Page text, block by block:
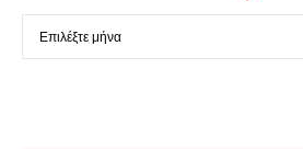
Ιστορικό